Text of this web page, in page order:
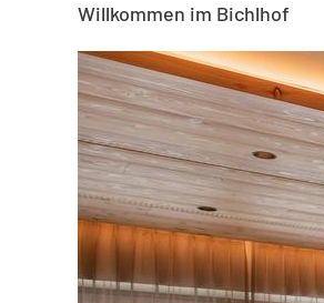
Willkommen im Bichlhof